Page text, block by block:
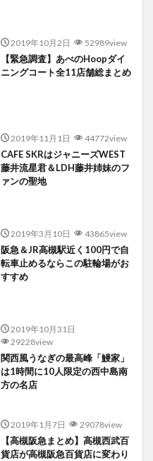
2019年10月2日 52989view
【緊急調査】あべのHoopダイ
ニングコート全11店舗総まとめ
2019年11月1日 44772view
CAFE SKRはジャニーズWEST
藤井流星君＆LDH藤井姉妹のフ
ァンの聖地
2019年3月10日 43865view
阪急＆JR高槻駅近く100円で自
転車止めるならこの駐輪場がお
すすめ
2019年10月31日
29228view
関西風うなぎの最高峰「鰻家」
は1時間に10人限定の西中島南
方の名店
2019年1月7日 29078view
【高槻阪急まとめ】高槻西武百
貨店が高槻阪急百貨店に変わり